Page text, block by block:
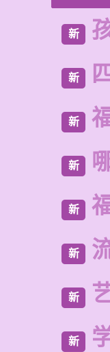
新
新
新
新
新
新
新
新